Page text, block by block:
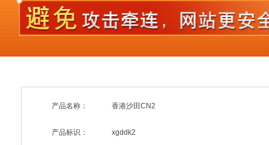
产品名称： 香港沙田CN2
产品标识： xgddk2